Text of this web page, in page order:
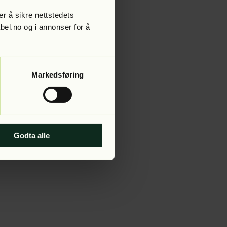
å sikre nettstedets
og i annonser for å
Markedsføring
Godta alle